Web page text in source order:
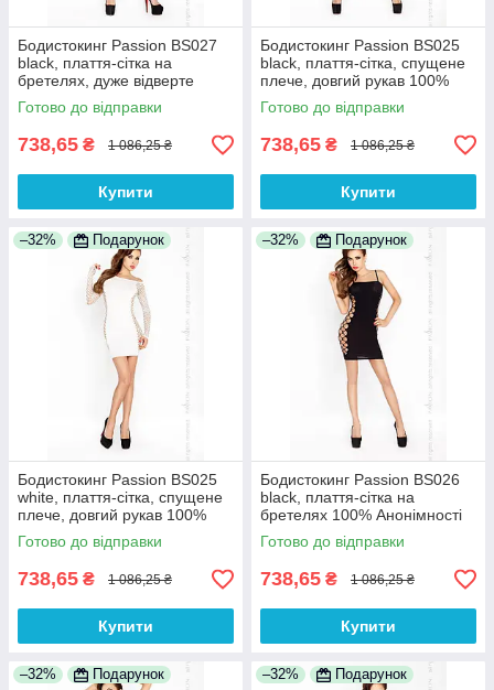
Бодистокинг Passion BS027
black, плаття-сітка на
бретелях, дуже відверте
100% Анонімності
Готово до відправки
738,65 ₴ 1 086,25 ₴
Купити
Бодистокинг Passion BS025
black, плаття-сітка, спущене
плече, довгий рукав 100%
Анонімності
Готово до відправки
738,65 ₴ 1 086,25 ₴
Купити
–32% Подарунок
Бодистокинг Passion BS025
white, плаття-сітка, спущене
плече, довгий рукав 100%
Анонімності
Готово до відправки
738,65 ₴ 1 086,25 ₴
Купити
–32% Подарунок
Бодистокинг Passion BS026
black, плаття-сітка на
бретелях 100% Анонімності
Готово до відправки
738,65 ₴ 1 086,25 ₴
Купити
–32% Подарунок –32% Подарунок